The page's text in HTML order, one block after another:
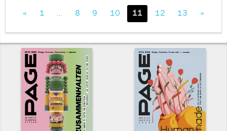
« 1 8 9 10 11 12 13 »